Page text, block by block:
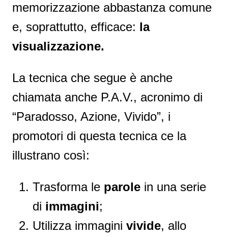
memorizzazione abbastanza comune
e, soprattutto, efficace: la
visualizzazione.
La tecnica che segue è anche
chiamata anche P.A.V., acronimo di
“Paradosso, Azione, Vivido”, i
promotori di questa tecnica ce la
illustrano così:
Trasforma le parole in una serie
di immagini;
Utilizza immagini vivide, allo